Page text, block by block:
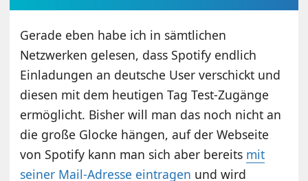
Gerade eben habe ich in sämtlichen
Netzwerken gelesen, dass Spotify endlich
Einladungen an deutsche User verschickt und
diesen mit dem heutigen Tag Test-Zugänge
ermöglicht. Bisher will man das noch nicht an
die große Glocke hängen, auf der Webseite
von Spotify kann man sich aber bereits mit
seiner Mail-Adresse eintragen und wird